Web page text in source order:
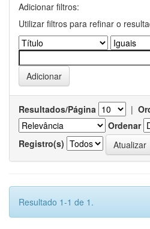
Adicionar filtros:
Utilizar filtros para refinar o
Resultados/Página |
Ordenar
Registro(s)
Resultado 1-1 de 1.